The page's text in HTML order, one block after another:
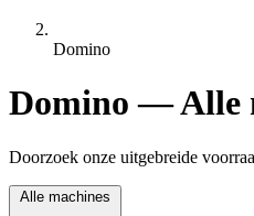
Domino
Domino — Alle
Doorzoek onze uitgebreide
Alle machines